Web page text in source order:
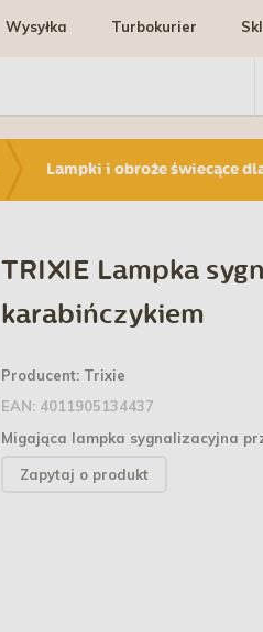
Wysyłka Turbokurier
Lampki i obroże świecące
TRIXIE Lampka
karabińczykiem
Producent: Trixie
EAN: 4011905134437
Migająca lampka sygnalizacyjna
Zapytaj o produkt